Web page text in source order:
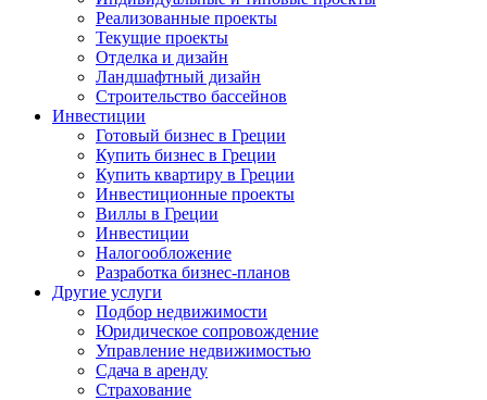
Реализованные проекты
Текущие проекты
Отделка и дизайн
Ландшафтный дизайн
Строительство бассейнов
Инвестиции
Готовый бизнес в Греции
Купить бизнес в Греции
Купить квартиру в Греции
Инвестиционные проекты
Виллы в Греции
Инвестиции
Налогообложение
Разработка бизнес-планов
Другие услуги
Подбор недвижимости
Юридическое сопровождение
Управление недвижимостью
Сдача в аренду
Страхование